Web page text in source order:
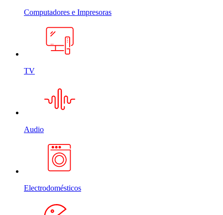
Computadores e Impresoras
TV
Audio
Electrodomésticos